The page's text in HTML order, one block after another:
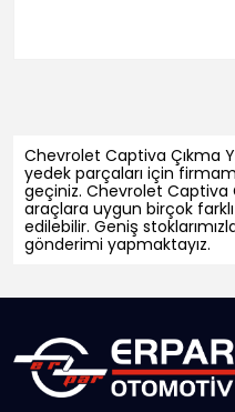
Chevrolet Captiva Çıkma
yedek parçaları için
geçiniz. Chevrolet Captiva
araçlara uygun birçok
edilebilir. Geniş
gönderimi yapmaktayız.